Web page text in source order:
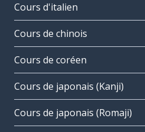
Cours d'italien
Cours de chinois
Cours de coréen
Cours de japonais (Kanji)
Cours de japonais (Romaji)